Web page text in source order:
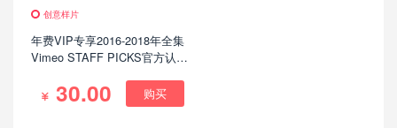
创意样片
年费VIP专享2016-2018年全集
Vimeo STAFF PICKS官方认证
30.00 购买